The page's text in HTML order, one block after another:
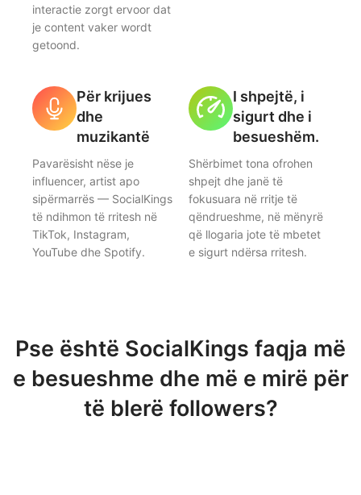
interactie zorgt ervoor dat
je content vaker wordt
getoond.
Për krijues
dhe
muzikantë
Pavarësisht nëse je
influencer, artist apo
sipërmarrës — SocialKings
të ndihmon të rritesh në
TikTok, Instagram,
YouTube dhe Spotify.
I shpejtë, i
sigurt dhe i
besueshëm.
Shërbimet tona ofrohen
shpejt dhe janë të
fokusuara në rritje të
qëndrueshme, në mënyrë
që llogaria jote të mbetet
e sigurt ndërsa rritesh.
Pse është SocialKings faqja më
e besueshme dhe më e mirë për
të blerë followers?